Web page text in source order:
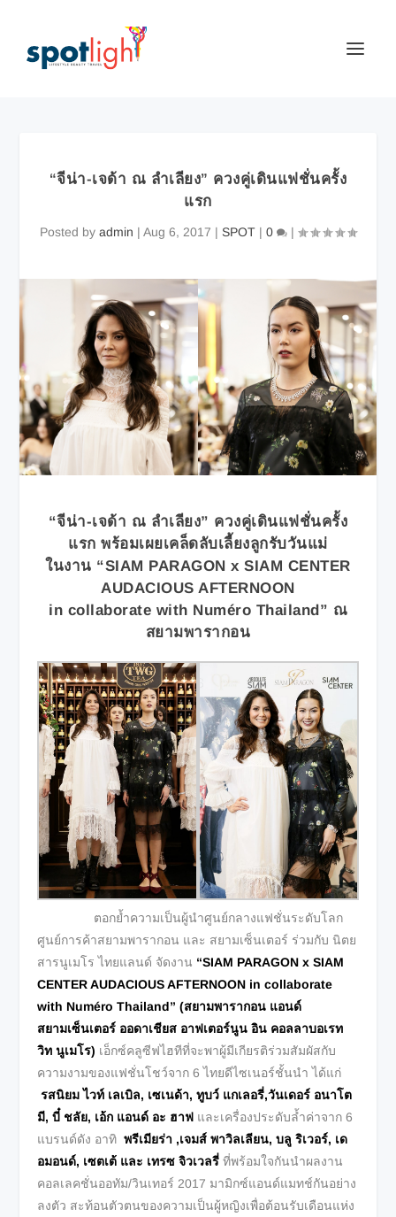
“จีน่า-เจด้า ณ ลำเลียง” ควงคู่เดินแฟชั่นครั้ง
แรก
Posted by admin | Aug 6, 2017 | SPOT | 0 |
“จีน่า-เจด้า ณ ลำเลียง” ควงคู่เดินแฟชั่นครั้ง
แรก พร้อมเผยเคล็ดลับเลี้ยงลูกรับวันแม่
ในงาน “SIAM PARAGON x SIAM CENTER
AUDACIOUS AFTERNOON
in collaborate with Numéro Thailand” ณ
สยามพารากอน
ตอกย้ำความเป็นผู้นำศูนย์กลางแฟชั่นระดับโลก
ศูนย์การค้าสยามพารากอน และ สยามเซ็นเตอร์ ร่วมกับ นิตย
สารนูเมโร ไทยแลนด์ จัดงาน “SIAM PARAGON x SIAM
CENTER AUDACIOUS AFTERNOON in collaborate
with Numéro Thailand” (สยามพารากอน แอนด์
สยามเซ็นเตอร์ ออดาเชียส อาฟเตอร์นูน อิน คอลลาบอเรท
วิท นูเมโร) เอ็กซ์คลูซีฟไฮทีที่จะพาผู้มีเกียรติร่วมสัมผัสกับ
ความงามของแฟชั่นโชว์จาก 6 ไทยดีไซเนอร์ชั้นนำ ได้แก่
รสนิยม ไวท์ เลเบิล, เซเนด้า, ทูบว์ แกเลอรี่,วันเดอร์ อนาโต
มี, บี๋ ชลัย, เอ้ก แอนด์ อะ ฮาฟ และเครื่องประดับล้ำค่าจาก 6
แบรนด์ดัง อาทิพรีเมียร่า ,เจมส์ พาวิลเลียน, บลู ริเวอร์, เด
อมอนด์, เซตเต้ และ เทรซ จิวเวลรี่ ที่พร้อมใจกันนำผลงาน
คอลเลคชั่นออทัม/วินเทอร์ 2017 มามิกซ์แอนด์แมทช์กันอย่าง
ลงตัว สะท้อนตัวตนของความเป็นผู้หญิงเพื่อต้อนรับเดือนแห่ง